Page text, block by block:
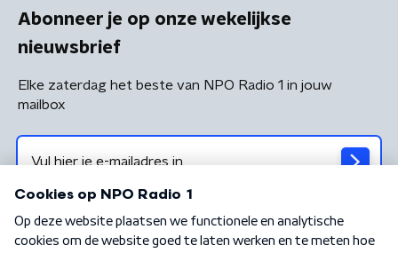
Abonneer je op onze wekelijkse
nieuwsbrief
Elke zaterdag het beste van NPO Radio 1 in jouw
mailbox